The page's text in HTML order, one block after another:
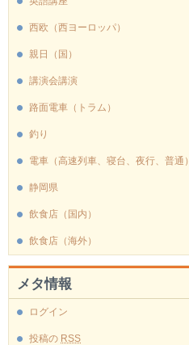
西欧（西ヨーロッパ）
親日（国）
講演会講演
路面電車（トラム）
釣り
電車（高速列車、寝台、夜行、普通）
静岡県
飲食店（国内）
飲食店（海外）
メタ情報
ログイン
投稿の RSS